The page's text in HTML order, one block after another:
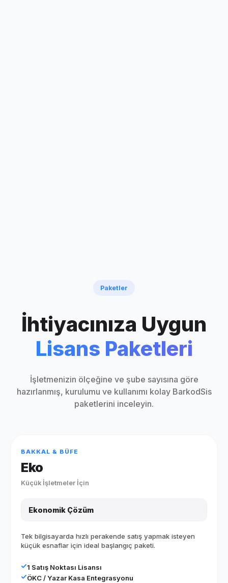
Paketler
İhtiyacınıza Uygun
Lisans Paketleri
İşletmenizin ölçeğine ve şube sayısına göre
hazırlanmış, kurulumu ve kullanımı kolay BarkodSis
paketlerini inceleyin.
BAKKAL & BÜFE
Eko
Küçük İşletmeler İçin
Ekonomik Çözüm
Tek bilgisayarda hızlı perakende satış yapmak isteyen
küçük esnaflar için ideal başlangıç paketi.
1 Satış Noktası Lisansı
ÖKC / Yazar Kasa Entegrasyonu